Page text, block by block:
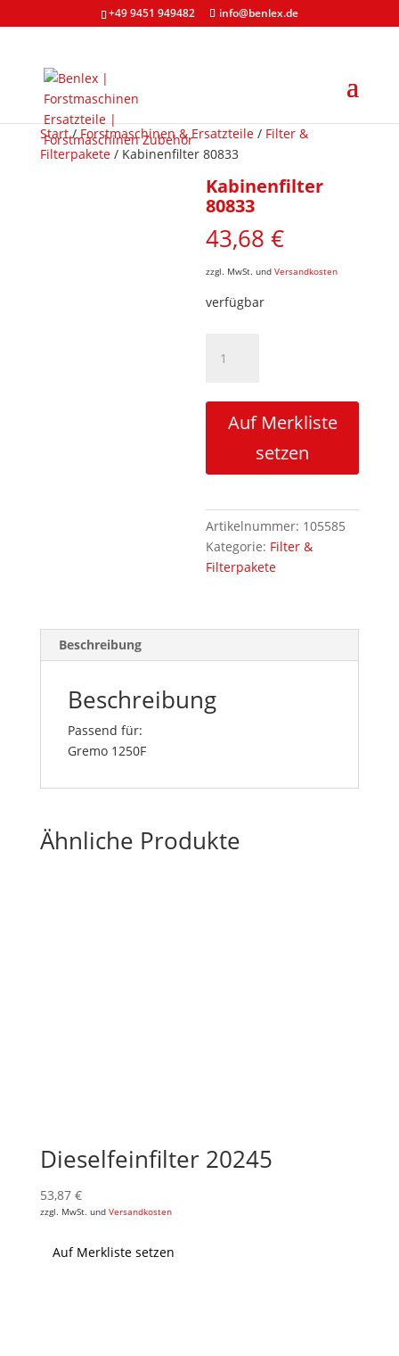
+49 9451 949482 info@benlex.de
Start/Forstmaschinen & Ersatzteile/ Filter &
Filterpakete/ Kabinenfilter 80833
Kabinenfilter
80833
43,68€
zzgl. MwSt. undVersandkosten
verfügbar
80833
Auf Merkliste
setzen
Artikelnummer: 105585
Kategorie: Filter &
Filterpakete
Beschreibung
Beschreibung
Passend für:
Gremo 1250F
Ähnliche Produkte
Dieselfeinfilter 20245
53,87 €
zzgl. MwSt. und Versandkosten
Auf Merkliste setzen